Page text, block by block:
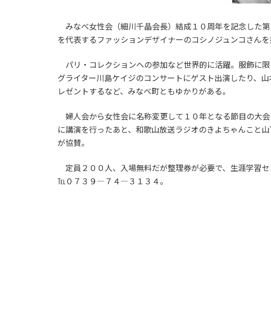
みなべ女性会（細川千晶会長）結成１０周年を記念した
を代表するファッションデザイナーのコシノジュンコさん
パリ・コレクションへの参加など世界的に活躍。服飾に
グライター川島ケイジのコンサートにゲスト出演したり、
レゼントするなど、みなべ町ともゆかりがある。
婦人会から女性会に名称変更して１０年となる節目の大
に講演を行ったあと、和歌山放送ラジオのきよちゃんこと
が協賛。
定員２００人、入場無料だが整理券が必要で、生涯学習
℡０７３９―７４―３１３４。